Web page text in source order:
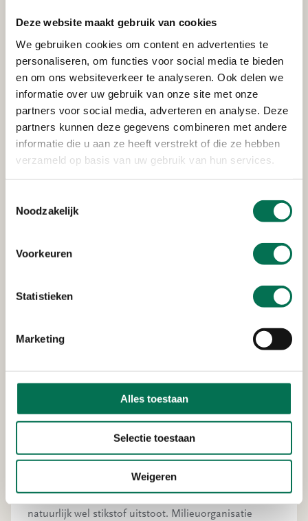
Deze website maakt gebruik van cookies
We gebruiken cookies om content en advertenties te
personaliseren, om functies voor social media te bieden
en om ons websiteverkeer te analyseren. Ook delen we
informatie over uw gebruik van onze site met onze
partners voor social media, adverteren en analyse. Deze
partners kunnen deze gegevens combineren met andere
informatie die u aan ze heeft verstrekt of die ze hebben
verzameld op basis van uw gebruik van hun services.
Noodzakelijk
Voorkeuren
Statistieken
Marketing
Alles toestaan
Selectie toestaan
Weigeren
moet nog even wachten tot hij wordt bezorgd. Na een
paar weken word je ongeduldig en je waagt er een e-
mail aan: waar blijft mijn meubel? Sorry, zo luidt het
antwoord, leveringsproblemen. Over vier weken komt
‘ie echt, beloofd!
8 minuten
Beste provincie, wilt u alstublieft
ingrijpen?
om stikstof”, kopt NOS in november 2022. Wat is er
aan de hand? Voor het renovatieproject is geen
stikstofvergunning verleend. Terwijl zo’n project
natuurlijk wel stikstof uitstoot. Milieuorganisatie